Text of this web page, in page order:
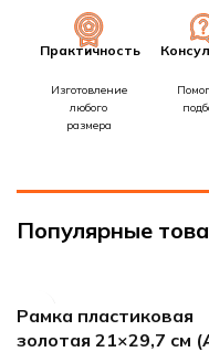
Практичность
Изготовление
любого
размера
Популярные
Рамка пластиковая
золотая 21×29,7 см